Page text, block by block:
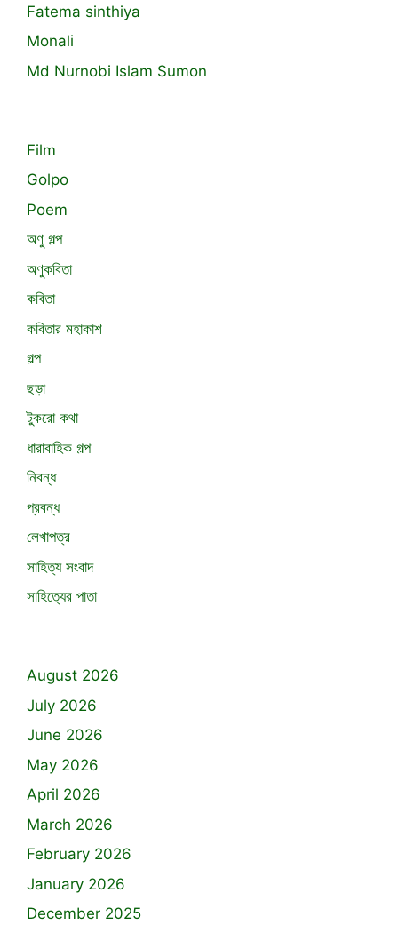
Fatema sinthiya
Monali
Md Nurnobi Islam Sumon
Film
Golpo
Poem
অণু গল্প
অণুকবিতা
কবিতা
কবিতার মহাকাশ
গল্প
ছড়া
টুকরো কথা
ধারাবাহিক গল্প
নিবন্ধ
প্রবন্ধ
লেখাপত্র
সাহিত্য সংবাদ
সাহিত্যের পাতা
August 2026
July 2026
June 2026
May 2026
April 2026
March 2026
February 2026
January 2026
December 2025